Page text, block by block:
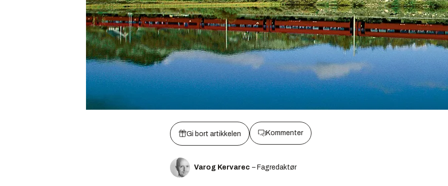
Gi bort artikkelen Kommenter
Varog Kervarec – Fagredaktør